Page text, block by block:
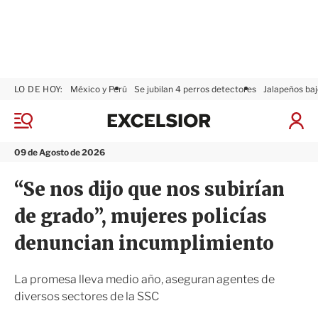
M
n
09 de Agosto de 2026
LO DE HOY: México y Perú Se jubilan 4 perros detectores Jalapeños
I
x
i
o
r
“Se nos dijo que nos subirían
de grado”, mujeres policías
denuncian incumplimiento
La promesa lleva medio año, aseguran agentes de
diversos sectores de la SSC